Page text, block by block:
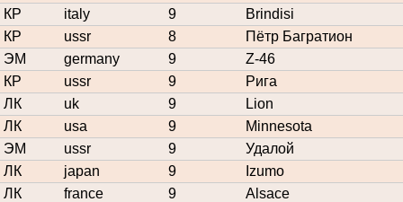
КР
italy 9
Brindisi
КР
ussr 8
Пётр Багратион
ЭМ
germany 9
Z-46
КР
ussr 9
Рига
ЛК
uk 9
Lion
ЛК
usa 9
Minnesota
ЭМ
ussr 9
Удалой
ЛК
japan 9
Izumo
ЛК
france 9
Alsace